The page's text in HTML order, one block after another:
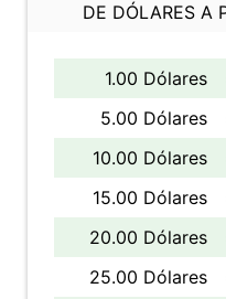
DE DÓLARES A
1.00 Dólares
5.00 Dólares
10.00 Dólares
15.00 Dólares
20.00 Dólares
25.00 Dólares